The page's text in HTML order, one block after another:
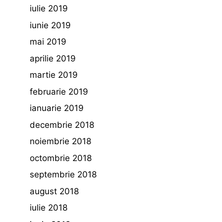
iulie 2019
iunie 2019
mai 2019
aprilie 2019
martie 2019
februarie 2019
ianuarie 2019
decembrie 2018
noiembrie 2018
octombrie 2018
septembrie 2018
august 2018
iulie 2018